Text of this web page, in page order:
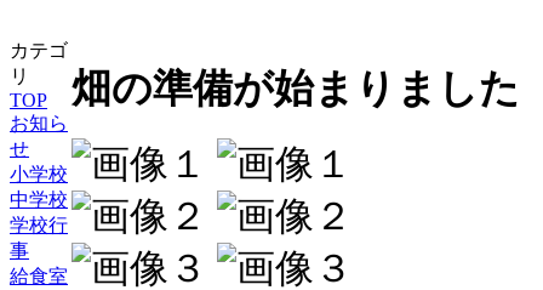
カテゴ
リ
TOP
お知ら
せ
小学校
中学校
学校行
事
給食室
畑の準備が始まりました